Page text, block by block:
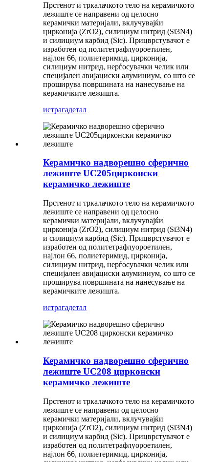
Прстенот и тркалачкото тело на керамичкото
лежиште се направени од целосно
керамички материјали, вклучувајќи
цирконија (ZrO2), силициум нитрид (Si3N4)
и силициум карбид (Sic). Прицврстувачот е
изработен од политетрафлуороетилен,
најлон 66, полиетеримид, цирконија,
силициум нитрид, нерѓосувачки челик или
специјален авијациски алуминиум, со што се
проширува површината на нанесување на
керамичките лежишта.
истрагадетал
Керамичко надворешно сферично
лежиште UC205цирконски
керамичко лежиште
Прстенот и тркалачкото тело на керамичкото
лежиште се направени од целосно
керамички материјали, вклучувајќи
цирконија (ZrO2), силициум нитрид (Si3N4)
и силициум карбид (Sic). Прицврстувачот е
изработен од политетрафлуороетилен,
најлон 66, полиетеримид, цирконија,
силициум нитрид, нерѓосувачки челик или
специјален авијациски алуминиум, со што се
проширува површината на нанесување на
керамичките лежишта.
истрагадетал
Керамичко надворешно сферично
лежиште UC208 цирконски
керамичко лежиште
Прстенот и тркалачкото тело на керамичкото
лежиште се направени од целосно
керамички материјали, вклучувајќи
цирконија (ZrO2), силициум нитрид (Si3N4)
и силициум карбид (Sic). Прицврстувачот е
изработен од политетрафлуороетилен,
најлон 66, полиетеримид, цирконија,